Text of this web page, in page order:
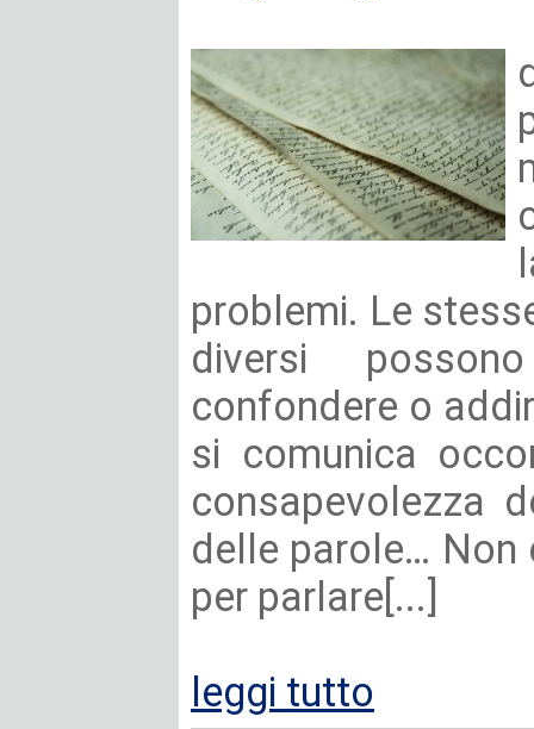
problemi. Le
diversi
confondere o
si comunica
consapevolezza
delle parole… Non
per parlare[...]
leggi tutto